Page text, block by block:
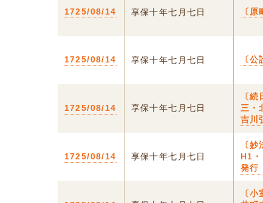
1725/08/14 享保十年七月七日 〔
1725/08/14 享保十年七月七日 〔
1725/08/14 享保十年七月七日
〔
三・
吉川
1725/08/14 享保十年七月七日
〔
H1
発行
〔